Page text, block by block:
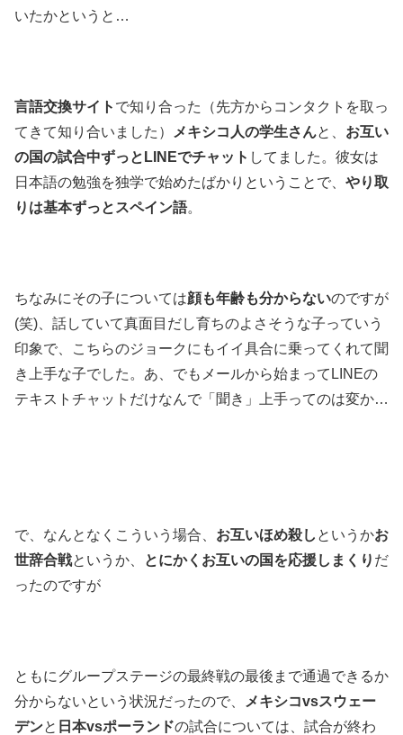
いたかというと…
言語交換サイト で知り合った（先方からコンタクトを取っ
てきて知り合いました）
メキシコ人の学生さんと、 お互い
の国の試合中ずっとLINEでチャット してました。彼女は
日本語の勉強を独学で始めたばかりということで、 やり取
りは基本ずっとスペイン語。
ちなみにその子については顔も年齢も分からないのですが
(笑)、話していて真面目だし育ちのよさそうな子っていう
印象で、こちらのジョークにもイイ具合に乗ってくれて聞
き上手な子でした。あ、でもメールから始まってLINEの
テキストチャットだけなんで「聞き」上手ってのは変か…
で、なんとなくこういう場合、 お互いほめ殺し というかお
世辞合戦というか、 とにかくお互いの国を応援しまくり だ
ったのですが
ともにグループステージの最終戦の最後まで通過できるか
分からないという状況だったので、
メキシコvsスウェー
デンと 日本vsポーランドの試合については、試合が終わ